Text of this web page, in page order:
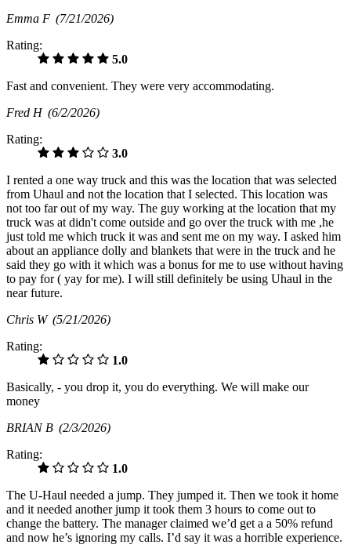
Emma F (7/21/2026)
Rating:
5.0
Fast and convenient. They were very accommodating.
Fred H (6/2/2026)
Rating:
3.0
I rented a one way truck and this was the location that was selected
from Uhaul and not the location that I selected. This location was
not too far out of my way. The guy working at the location that my
truck was at didn't come outside and go over the truck with me ,he
just told me which truck it was and sent me on my way. I asked him
about an appliance dolly and blankets that were in the truck and he
said they go with it which was a bonus for me to use without having
to pay for ( yay for me). I will still definitely be using Uhaul in the
near future.
Chris W (5/21/2026)
Rating:
1.0
Basically, - you drop it, you do everything. We will make our
money
BRIAN B (2/3/2026)
Rating:
1.0
The U-Haul needed a jump. They jumped it. Then we took it home
and it needed another jump it took them 3 hours to come out to
change the battery. The manager claimed we’d get a a 50% refund
and now he’s ignoring my calls. I’d say it was a horrible experience.